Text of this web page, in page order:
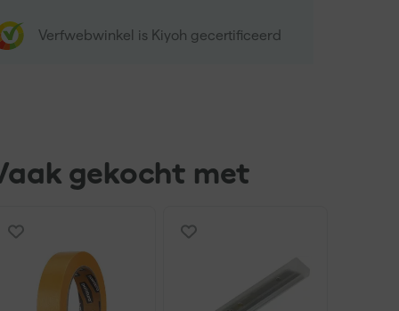
Verfwebwinkel is Kiyoh gecertificeerd
gekocht met